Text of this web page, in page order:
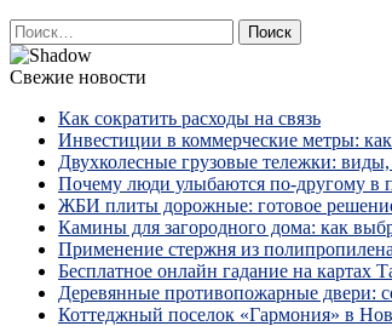
Найти:
Свежие новости
Как сократить расходы на связь
Инвестиции в коммерческие метры:
Двухколесные грузовые тележки:
Почему люди улыбаются по‑другому в
ЖБИ плиты дорожные: готовое
Камины для загородного дома: как
Применение стержня из
Бесплатное онлайн гадание на картах
Деревянные противопожарные двери:
Коттеджный поселок «Гармония» в